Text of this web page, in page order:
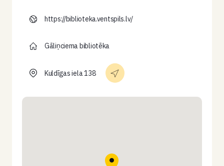
https://biblioteka.ventspils.lv/
Gāliņciema bibliotēka
Kuldīgas iela 138